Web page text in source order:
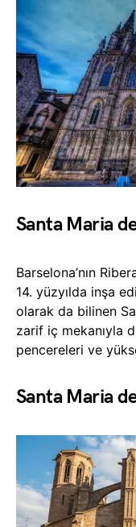
Santa Maria
Barselona’nın
14. yüzyılda inşa
olarak da bilinen
zarif iç mekanıyla
pencereleri ve
Santa Maria